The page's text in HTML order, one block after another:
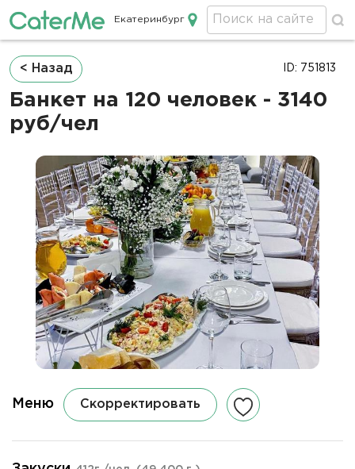
Кейтеринг в Екатеринбурге
Екатеринбург
Строка
навигации
< Назад
Банкет на 120 человек - 3140
руб/чел
ID: 751813
Меню Скорректировать